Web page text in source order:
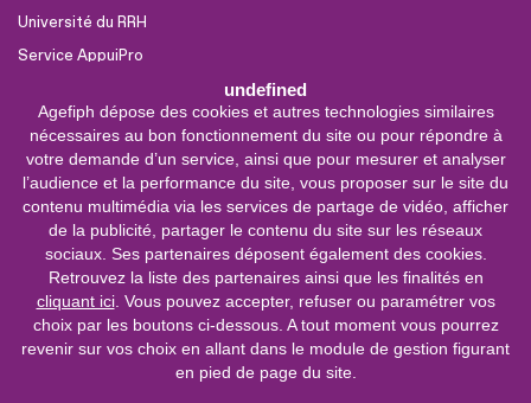
undefined
Agefiph dépose des cookies et autres technologies similaires
nécessaires au bon fonctionnement du site ou pour répondre à
votre demande d’un service, ainsi que pour mesurer et analyser
l’audience et la performance du site, vous proposer sur le site du
contenu multimédia via les services de partage de vidéo, afficher
de la publicité, partager le contenu du site sur les réseaux
sociaux. Ses partenaires déposent également des cookies.
Retrouvez la liste des partenaires ainsi que les finalités en
cliquant ici. Vous pouvez accepter, refuser ou paramétrer vos
choix par les boutons ci-dessous. A tout moment vous pourrez
revenir sur vos choix en allant dans le module de gestion figurant
en pied de page du site.
Université du RRH
Service AppuiPro
Nous suivre
Youtube
Linkedin
Facebook
0 800 11 10 09
Service &
appel gratuits